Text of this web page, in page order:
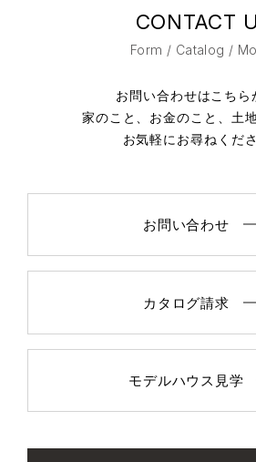
CONTACT
Form / Catalog /
お問い合わせはこちら
家のこと、お金のこと、土
お気軽にお尋ねくださ
お問い合わせ
カタログ請求
モデルハウス見学